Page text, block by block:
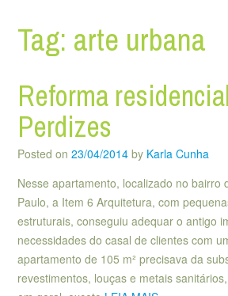
Tag: arte urbana
Reforma
Perdizes
Posted on 23/04/2014 by Karla Cunha
Nesse apartamento, localizado no bairro
Paulo, a Item 6 Arquitetura, com
estruturais, conseguiu adequar o antigo
necessidades do casal de clientes com
apartamento de 105 m² precisava da
revestimentos, louças e metais